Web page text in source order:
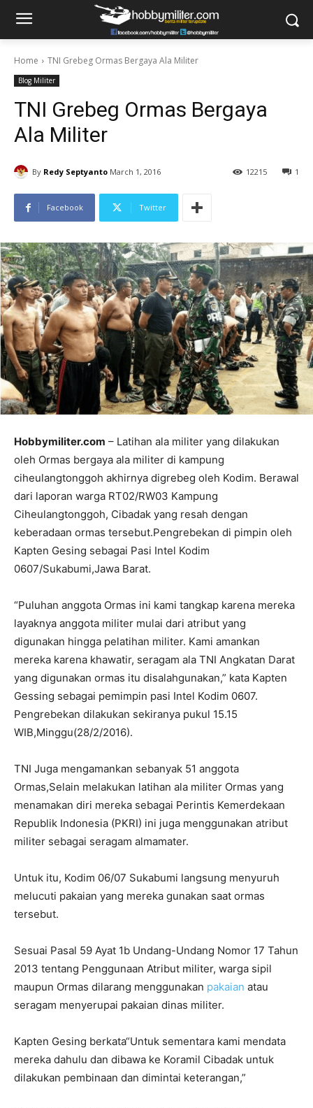
Home TNI Grebeg Ormas Bergaya Ala Militer
Blog Militer
TNI Grebeg Ormas Bergaya
Ala Militer
By Redy Septyanto March 1, 2016 1
12215
Facebook Twitter
Hobbymiliter.com – Latihan ala militer yang dilakukan
oleh Ormas bergaya ala militer di kampung
ciheulangtonggoh akhirnya digrebeg oleh Kodim. Berawal
dari laporan warga RT02/RW03 Kampung
Ciheulangtonggoh, Cibadak yang resah dengan
keberadaan ormas tersebut.Pengrebekan di pimpin oleh
Kapten Gesing sebagai Pasi Intel Kodim
0607/Sukabumi,Jawa Barat.
“Puluhan anggota Ormas ini kami tangkap karena mereka
layaknya anggota militer mulai dari atribut yang
digunakan hingga pelatihan militer. Kami amankan
mereka karena khawatir, seragam ala TNI Angkatan Darat
yang digunakan ormas itu disalahgunakan,” kata Kapten
Gessing sebagai pemimpin pasi Intel Kodim 0607.
Pengrebekan dilakukan sekiranya pukul 15.15
WIB,Minggu(28/2/2016).
TNI Juga mengamankan sebanyak 51 anggota
Ormas,Selain melakukan latihan ala militer Ormas yang
menamakan diri mereka sebagai Perintis Kemerdekaan
Republik Indonesia (PKRI) ini juga menggunakan atribut
militer sebagai seragam almamater.
Untuk itu, Kodim 06/07 Sukabumi langsung menyuruh
melucuti pakaian yang mereka gunakan saat ormas
tersebut.
Sesuai Pasal 59 Ayat 1b Undang-Undang Nomor 17 Tahun
2013 tentang Penggunaan Atribut militer, warga sipil
maupun Ormas dilarang menggunakan pakaian atau
seragam menyerupai pakaian dinas militer.
Kapten Gesing berkata“Untuk sementara kami mendata
mereka dahulu dan dibawa ke Koramil Cibadak untuk
dilakukan pembinaan dan dimintai keterangan,”